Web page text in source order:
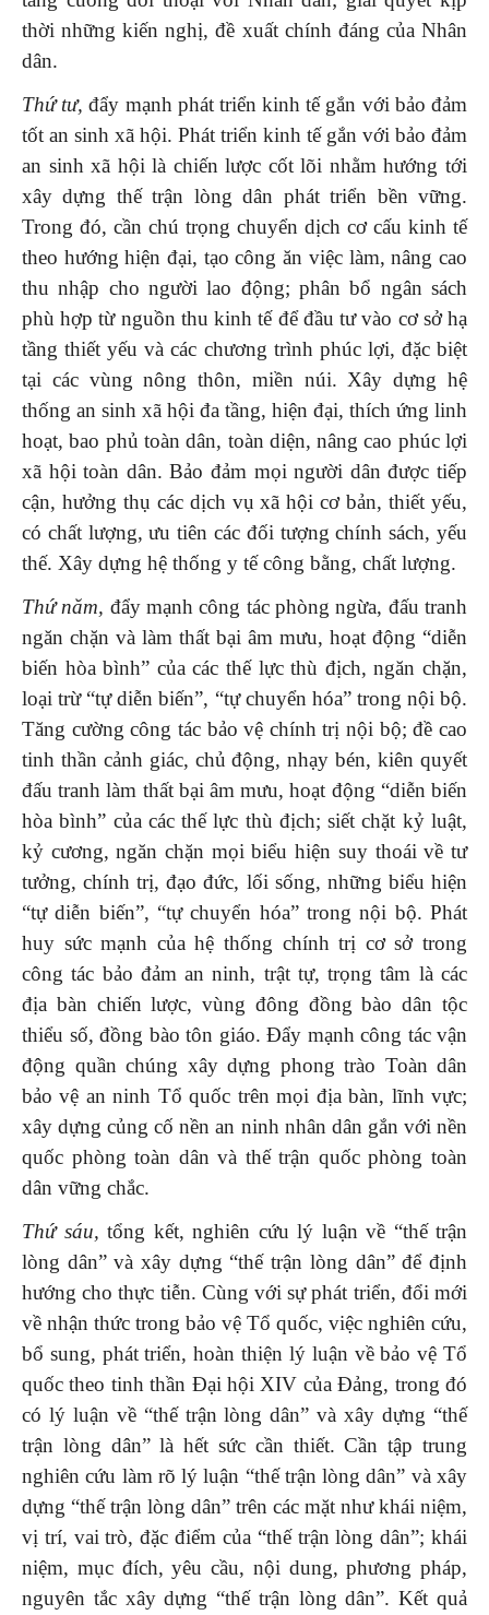
thời những kiến nghị, đề xuất chính đáng của Nhân
dân.
Thứ tư, đẩy mạnh phát triển kinh tế gắn với bảo đảm
tốt an sinh xã hội. Phát triển kinh tế gắn với bảo đảm
an sinh xã hội là chiến lược cốt lõi nhằm hướng tới
xây dựng thế trận lòng dân phát triển bền vững.
Trong đó, cần chú trọng chuyển dịch cơ cấu kinh tế
theo hướng hiện đại, tạo công ăn việc làm, nâng cao
thu nhập cho người lao động; phân bổ ngân sách
phù hợp từ nguồn thu kinh tế để đầu tư vào cơ sở hạ
tầng thiết yếu và các chương trình phúc lợi, đặc biệt
tại các vùng nông thôn, miền núi. Xây dựng hệ
thống an sinh xã hội đa tầng, hiện đại, thích ứng linh
hoạt, bao phủ toàn dân, toàn diện, nâng cao phúc lợi
xã hội toàn dân. Bảo đảm mọi người dân được tiếp
cận, hưởng thụ các dịch vụ xã hội cơ bản, thiết yếu,
có chất lượng, ưu tiên các đối tượng chính sách, yếu
thế. Xây dựng hệ thống y tế công bằng, chất lượng.
Thứ năm, đẩy mạnh công tác phòng ngừa, đấu tranh
ngăn chặn và làm thất bại âm mưu, hoạt động “diễn
biến hòa bình” của các thế lực thù địch, ngăn chặn,
loại trừ “tự diễn biến”, “tự chuyển hóa” trong nội bộ.
Tăng cường công tác bảo vệ chính trị nội bộ; đề cao
tinh thần cảnh giác, chủ động, nhạy bén, kiên quyết
đấu tranh làm thất bại âm mưu, hoạt động “diễn biến
hòa bình” của các thế lực thù địch; siết chặt kỷ luật,
kỷ cương, ngăn chặn mọi biểu hiện suy thoái về tư
tưởng, chính trị, đạo đức, lối sống, những biểu hiện
“tự diễn biến”, “tự chuyển hóa” trong nội bộ. Phát
huy sức mạnh của hệ thống chính trị cơ sở trong
công tác bảo đảm an ninh, trật tự, trọng tâm là các
địa bàn chiến lược, vùng đông đồng bào dân tộc
thiểu số, đồng bào tôn giáo. Đẩy mạnh công tác vận
động quần chúng xây dựng phong trào Toàn dân
bảo vệ an ninh Tổ quốc trên mọi địa bàn, lĩnh vực;
xây dựng củng cố nền an ninh nhân dân gắn với nền
quốc phòng toàn dân và thế trận quốc phòng toàn
dân vững chắc.
Thứ sáu, tổng kết, nghiên cứu lý luận về “thế trận
lòng dân” và xây dựng “thế trận lòng dân” để định
hướng cho thực tiễn. Cùng với sự phát triển, đổi mới
về nhận thức trong bảo vệ Tổ quốc, việc nghiên cứu,
bổ sung, phát triển, hoàn thiện lý luận về bảo vệ Tổ
quốc theo tinh thần Đại hội XIV của Đảng, trong đó
có lý luận về “thế trận lòng dân” và xây dựng “thế
trận lòng dân” là hết sức cần thiết. Cần tập trung
nghiên cứu làm rõ lý luận “thế trận lòng dân” và xây
dựng “thế trận lòng dân” trên các mặt như khái niệm,
vị trí, vai trò, đặc điểm của “thế trận lòng dân”; khái
niệm, mục đích, yêu cầu, nội dung, phương pháp,
nguyên tắc xây dựng “thế trận lòng dân”. Kết quả